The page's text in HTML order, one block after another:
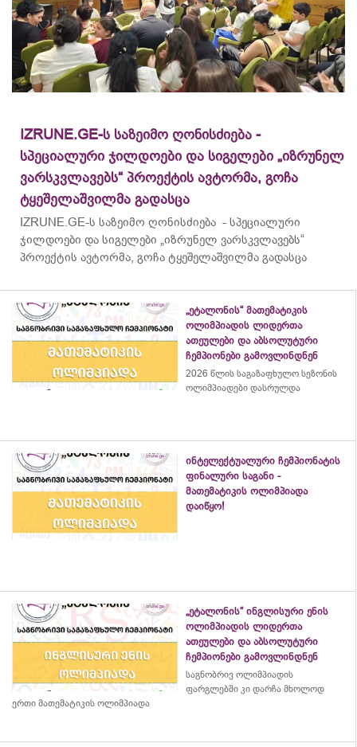
IZRUNE.GE-ს საზეიმო ღონისძიება -
სპეციალური ჯილდოები და სიგელები „იზრუნელ
ვარსკვლავებს“ პროექტის ავტორმა, გოჩა
ტყეშელაშვილმა გადასცა
IZRUNE.GE-ს საზეიმო ღონისძიება - სპეციალური
ჯილდოები და სიგელები „იზრუნელ ვარსკვლავებს“
პროექტის ავტორმა, გოჩა ტყეშელაშვილმა გადასცა
„ეტალონის“ მათემატიკის
ოლიმპიადის ლიდერთა
ათეულები და აბსოლუტური
ჩემპიონები გამოვლინდნენ
2026 წლის საგაზაფხულო სეზონის
ოლიმპიადები დასრულდა
ინტელექტუალური ჩემპიონატის
ფინალური საგანი -
მათემატიკის ოლიმპიადა
დაიწყო!
„ეტალონის“ ინგლისური ენის
ოლიმპიადის ლიდერთა
ათეულები და აბსოლუტური
ჩემპიონები გამოვლინდნენ
საგნობრივ ოლიმპიადის
ფარგლებში კი დარჩა მხოლოდ
ერთი მათემატიკის ოლიმპიადა